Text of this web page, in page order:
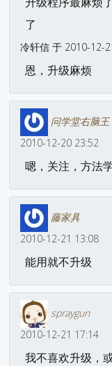
了
冷轩信 于 2010-12-
恩，升级麻烦
问学堂右脑王
2010-12-20 23:52
嗯，关注，方法
藤家具
2010-12-21 13:08
能用就不升级
spraygun
2010-12-21 17:14
我不喜欢升级，